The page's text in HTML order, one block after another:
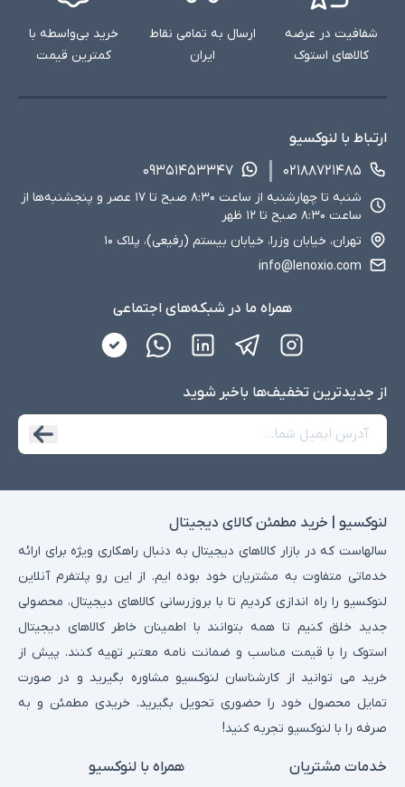
شفافیت در عرضه
کالاهای استوک
ارسال به تمامی نقاط
ایران
خرید بی‌واسطه با
کمترین قیمت
ارتباط با لنوکسیو
۰۲۱۸۸۷۲۱۴۸۵
۰۹۳۵۱۴۵۳۳۴۷
شنبه تا چهارشنبه از ساعت ۸:۳۰ صبح تا ۱۷ عصر و پنجشنبه‌ها از
ساعت ۸:۳۰ صبح تا ۱۲ ظهر
تهران، خیابان وزرا، خیابان بیستم (رفیعی)، پلاک ۱۰
info@lenoxio.com
همراه ما در شبکه‌های اجتماعی
از جدید‌ترین تخفیف‌ها با‌خبر شوید
لنوکسیو | خرید مطمئن کالای دیجیتال
سالهاست که در بازار کالاهای دیجیتال به دنبال راهکاری ویژه برای ارائه
خدماتی متفاوت به مشتریان خود بوده ایم. از این رو پلتفرم آنلاین
لنوکسیو را راه اندازی کردیم تا با بروزرسانی کالاهای دیجیتال، محصولی
جدید خلق کنیم تا همه بتوانند با اطمینان خاطر کالاهای دیجیتال
استوک را با قیمت مناسب و ضمانت نامه معتبر تهیه کنند. پیش از
خرید می توانید از کارشناسان لنوکسیو مشاوره بگیرید و در صورت
تمایل محصول خود را حضوری تحویل بگیرید. خریدی مطمئن و به
صرفه را با لنوکسیو تجربه کنید!
خدمات مشتریان همراه با لنوکسیو